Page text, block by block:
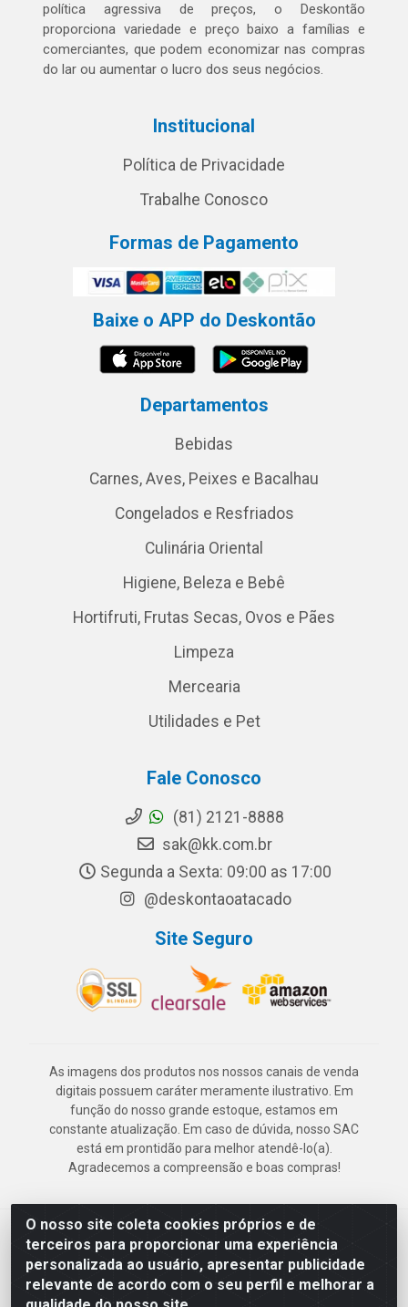
O nosso site coleta cookies próprios e de
terceiros para proporcionar uma experiência
personalizada ao usuário, apresentar publicidade
relevante de acordo com o seu perfil e melhorar a
política agressiva de preços, o Deskontão
proporciona variedade e preço baixo a famílias e
comerciantes, que podem economizar nas compras
do lar ou aumentar o lucro dos seus negócios.
Institucional
Política de Privacidade
Trabalhe Conosco
Formas de Pagamento
Baixe o APP do Deskontão
Departamentos
Bebidas
Carnes, Aves, Peixes e Bacalhau
Congelados e Resfriados
Culinária Oriental
Higiene, Beleza e Bebê
Hortifruti, Frutas Secas, Ovos e Pães
Limpeza
Mercearia
Utilidades e Pet
Fale Conosco
(81) 2121-8888
sak@kk.com.br
Segunda a Sexta: 09:00 as 17:00
@deskontaoatacado
Site Seguro
As imagens dos produtos nos nossos canais de venda
digitais possuem caráter meramente ilustrativo. Em
função do nosso grande estoque, estamos em
constante atualização. Em caso de dúvida, nosso SAC
está em prontidão para melhor atendê-lo(a).
Agradecemos a compreensão e boas compras!
Deskontão Atacado - Av. Marechal Mascarenhas de Morais, 2471 -
Imbiribeira - Recife/PE - CEP 51.150-001 - CNPJ 24.150.377/0003-
57